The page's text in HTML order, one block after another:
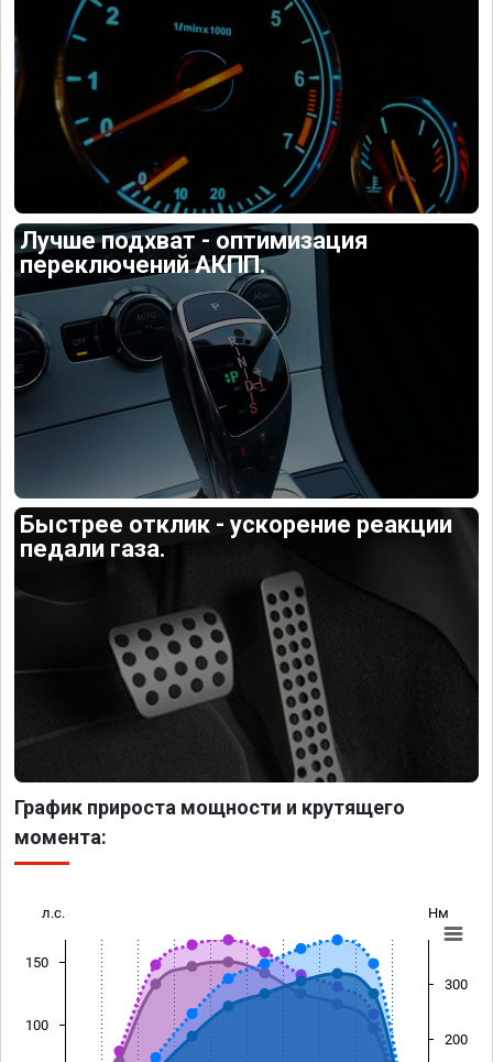
Лучше подхват - оптимизация
переключений АКПП.
Быстрее отклик - ускорение реакции
педали газа.
График прироста мощности и крутящего
момента:
л.с. Нм
100
150
200
300